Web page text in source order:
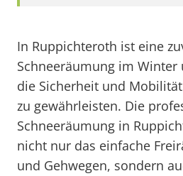
In Ruppichteroth ist eine
Schneeräumung im
die Sicherheit und
zu gewährleisten. Die
Schneeräumung in
nicht nur das einfache
und Gehwegen, sondern